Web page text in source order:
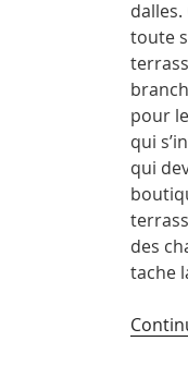
toute
pour
qui
qui
des
tache